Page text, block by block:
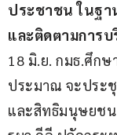
ประชาชน ในฐา
และติดตามการ
18 มิ.ย. กมธ.ศึก
ประมาณ จะประ
และสิทธิมนุษยชน